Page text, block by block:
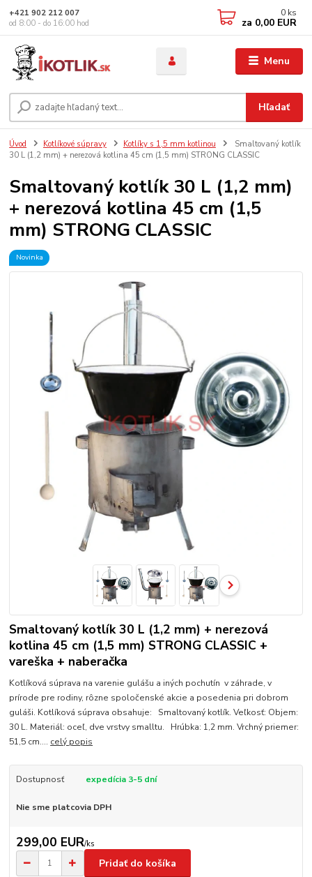
Menu
Hľadať
+421 902 212 007
od 8:00 - do 16:00 hod
0 ks
za 0,00 EUR
Úvod Kotlíkové súpravy Kotlíky s 1,5 mm kotlinou
Smaltovaný kotlík
30 L (1,2 mm) + nerezová kotlina 45 cm (1,5 mm) STRONG CLASSIC
Smaltovaný kotlík 30 L (1,2 mm)
+ nerezová kotlina 45 cm (1,5
mm) STRONG CLASSIC
Novinka
Smaltovaný kotlík 30 L (1,2 mm) + nerezová
kotlina 45 cm (1,5 mm) STRONG CLASSIC +
vareška + naberačka
Kotlíková súprava na varenie gulášu a iných pochutín v záhrade, v
prírode pre rodiny, rôzne spoločenské akcie a posedenia pri dobrom
guláši. Kotlíková súprava obsahuje: Smaltovaný kotlík. Veľkosť: Objem:
30 L. Materiál: oceľ, dve vrstvy smalltu. Hrúbka: 1,2 mm. Vrchný priemer:
51,5 cm.... celý popis
Dostupnosť expedícia 3-5 dní
Nie sme platcovia DPH
299,00 EUR/ks
Pridať do košíka